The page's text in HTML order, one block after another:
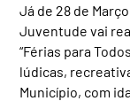
Já de 28 de
Juventude vai
“Férias para
lúdicas,
Município, com